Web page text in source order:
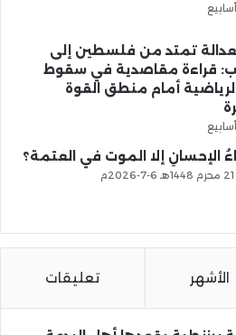
تمتد من فلسطين إلى
قراءة مقاصدية في سقوط
الرياضية أمام منطق القوة
الإحسانِ إلا الموت في العتمة؟
الأشهر تعليقات